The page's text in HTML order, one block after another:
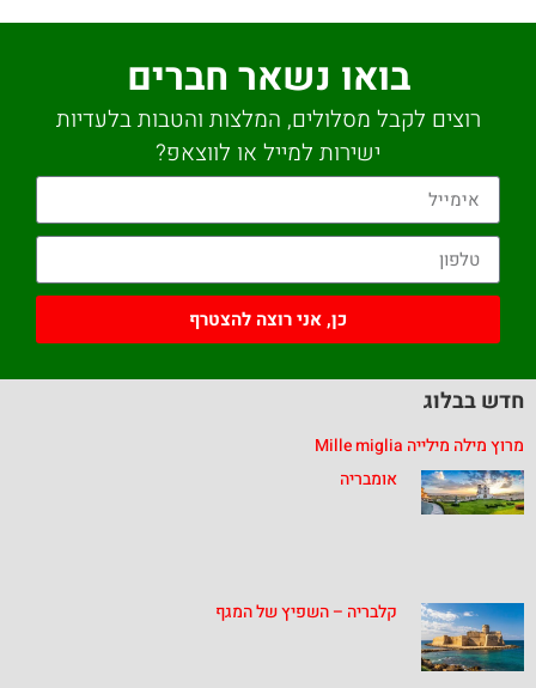
בואו נשאר חברים
רוצים לקבל מסלולים, המלצות והטבות בלעדיות
ישירות למייל או לווצאפ?
כן, אני רוצה להצטרף
חדש בבלוג
מרוץ מילה מילייה Mille miglia
אומבריה
קלבריה – השפיץ של המגף